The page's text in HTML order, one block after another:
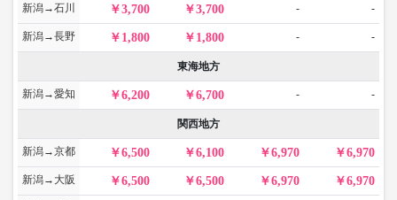
新潟→石川 3,700 3,700 - -
新潟→長野 1,800 1,800 - -
東海地方
新潟→愛知 6,200 6,700 - -
関西地方
新潟→京都 6,500 6,100 6,970 6,970
新潟→大阪 6,500 6,500 6,970 6,970